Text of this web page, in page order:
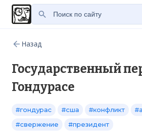
Назад
Государственный
Гондурасе
#гондурас #сша #конфликт
#свержение
#президент